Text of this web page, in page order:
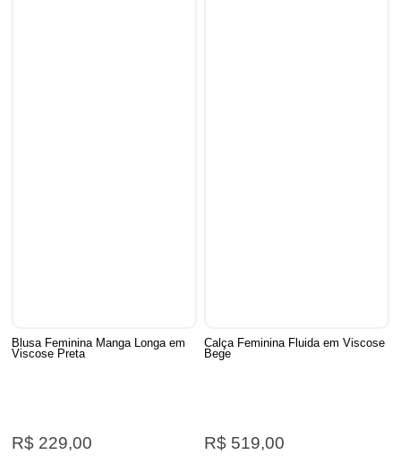
Blusa Feminina Manga Longa em
Viscose Preta
R$ 229,00
Calça Feminina Fluida em Viscose
Bege
R$ 519,00